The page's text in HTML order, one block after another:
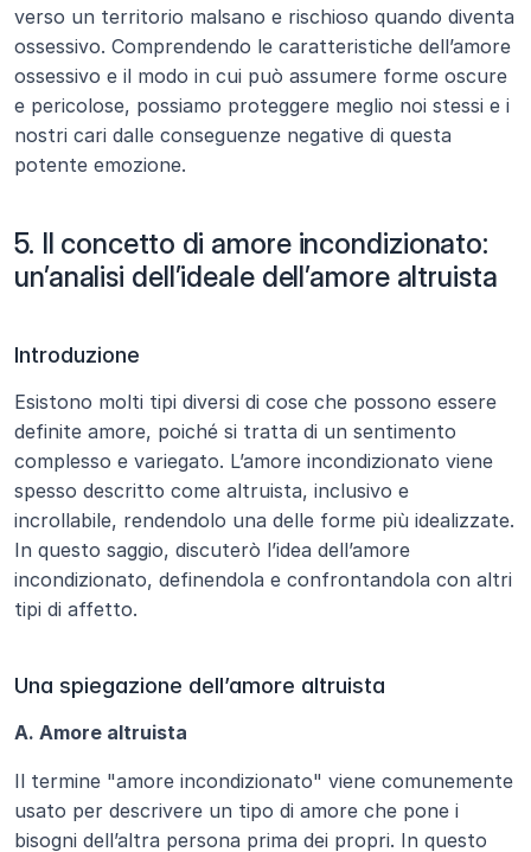
verso un territorio malsano e rischioso quando diventa
ossessivo. Comprendendo le caratteristiche dell’amore
ossessivo e il modo in cui può assumere forme oscure
e pericolose, possiamo proteggere meglio noi stessi e i
nostri cari dalle conseguenze negative di questa
potente emozione.
5. Il concetto di amore incondizionato:
un’analisi dell’ideale dell’amore altruista
Introduzione
Esistono molti tipi diversi di cose che possono essere
definite amore, poiché si tratta di un sentimento
complesso e variegato. L’amore incondizionato viene
spesso descritto come altruista, inclusivo e
incrollabile, rendendolo una delle forme più idealizzate.
In questo saggio, discuterò l’idea dell’amore
incondizionato, definendola e confrontandola con altri
tipi di affetto.
Una spiegazione dell’amore altruista
A. Amore altruista
Il termine "amore incondizionato" viene comunemente
usato per descrivere un tipo di amore che pone i
bisogni dell’altra persona prima dei propri. In questo